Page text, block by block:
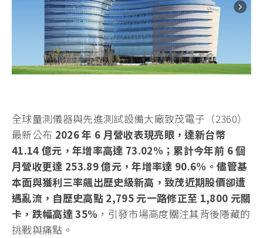
全球量測儀器與先進測試設備大廠致茂電子（2360）
最新公布 2026 年 6 月營收表現亮眼，達新台幣
41.14 億元，年增率高達 73.02%；累計今年前 6 個
月營收更達 253.89 億元，年增率達 90.6%。儘管基
本面與獲利三率飆出歷史級新高，致茂近期股價卻遭
遇亂流，自歷史高點 2,795 元一路修正至 1,800 元關
卡，跌幅高達 35% ，引發市場高度關注其背後隱藏的
挑戰與痛點。